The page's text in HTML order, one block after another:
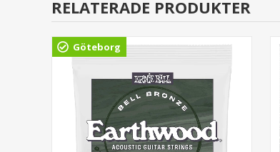
RELATERADE PRODUKTER
Göteborg